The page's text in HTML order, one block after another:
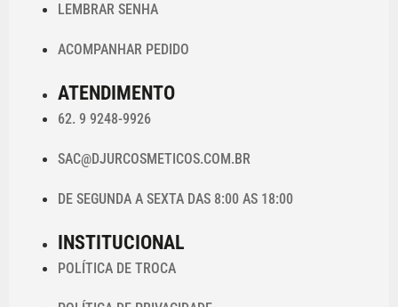
LEMBRAR SENHA
ACOMPANHAR PEDIDO
ATENDIMENTO
62. 9 9248-9926
SAC@DJURCOSMETICOS.COM.BR
DE SEGUNDA A SEXTA DAS 8:00 AS 18:00
INSTITUCIONAL
POLÍTICA DE TROCA